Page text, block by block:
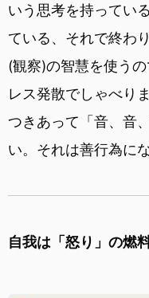
いう思考を持ってい
ている、それで終わ
(観察)の智慧を使う
レス発散でしゃべり
つきあって「音、音
い。それは善行為に
自我は「怒り」の燃